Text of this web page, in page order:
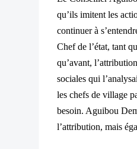
qu’ils imitent les
continuer à
Chef de l’état, tant
qu’avant,
sociales qui
les chefs de village
besoin. Aguibou
l’attribution, mais